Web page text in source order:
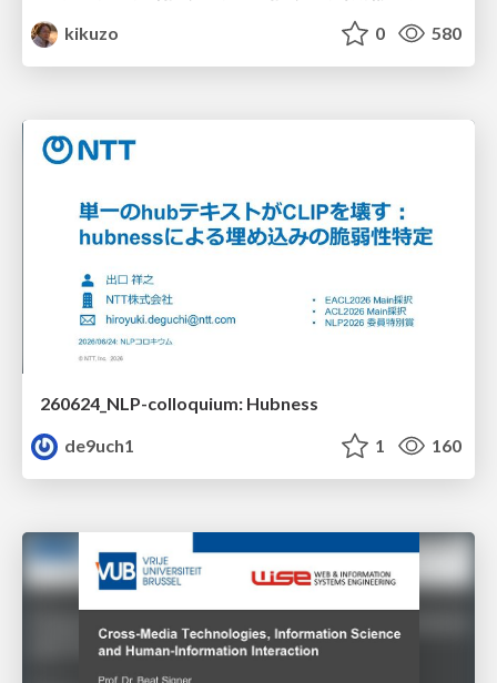
kikuzo
0 580
260624_NLP-colloquium: Hubness
de9uch1
1 160